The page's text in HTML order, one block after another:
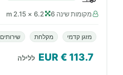
מקומות שינה 6 6.2 × 2.15 m
מזגן קדמי מקלחת שירותים
113.7
€ EUR ללילה